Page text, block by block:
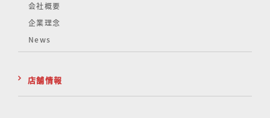
会社概要
企業理念
News
店舗情報